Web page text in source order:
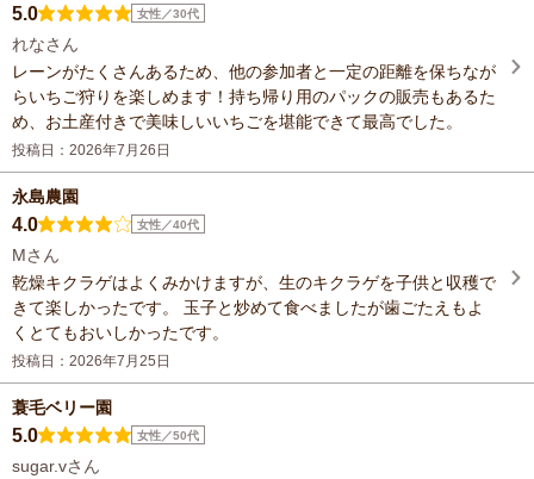
5.0 女性／30代
れなさん
レーンがたくさんあるため、他の参加者と一定の距離を保ちなが
らいちご狩りを楽しめます！持ち帰り用のパックの販売もあるた
め、お土産付きで美味しいいちごを堪能できて最高でした。
投稿日：2026年7月26日
永島農園
4.0 女性／40代
Mさん
乾燥キクラゲはよくみかけますが、生のキクラゲを子供と収穫で
きて楽しかったです。 玉子と炒めて食べましたが歯ごたえもよ
くとてもおいしかったです。
投稿日：2026年7月25日
蓑毛ベリー園
5.0 女性／50代
sugar.vさん